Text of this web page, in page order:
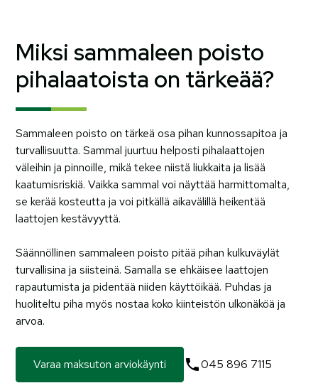
Miksi sammaleen poisto
pihalaatoista on tärkeää?
Sammaleen poisto on tärkeä osa pihan kunnossapitoa ja
turvallisuutta. Sammal juurtuu helposti pihalaattojen
väleihin ja pinnoille, mikä tekee niistä liukkaita ja lisää
kaatumisriskiä. Vaikka sammal voi näyttää harmittomalta,
se kerää kosteutta ja voi pitkällä aikavälillä heikentää
laattojen kestävyyttä.
Säännöllinen sammaleen poisto pitää pihan kulkuväylät
turvallisina ja siisteinä. Samalla se ehkäisee laattojen
rapautumista ja pidentää niiden käyttöikää. Puhdas ja
huoliteltu piha myös nostaa koko kiinteistön ulkonäköä ja
arvoa.
Varaa maksuton arviokäynti 045 896 7115